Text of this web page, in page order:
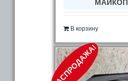
МАЙКОП
В корзину
РАСПРОДАЖА!